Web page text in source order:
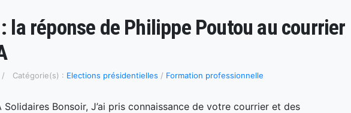
la réponse de Philippe Poutou au courrier
Catégorie(s) : Elections présidentielles / Formation professionnelle
Solidaires Bonsoir, J’ai pris connaissance de votre courrier et des